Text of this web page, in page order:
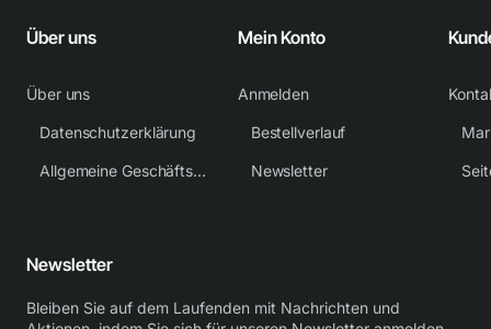
Über uns
Über uns
Datenschutzerklärung
Allgemeine Geschäftsbedingungen
Mein Konto
Anmelden
Bestellverlauf
Newsletter
Newsletter
Bleiben Sie auf dem Laufenden mit Nachrichten und